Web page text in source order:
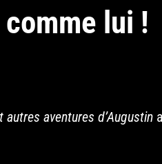
lui !
autres aventures d’Augustin